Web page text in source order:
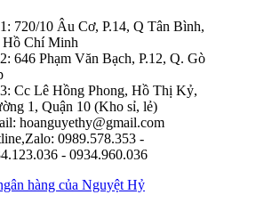
720/10 Âu Cơ, P.14, Q Tân Bình,
Hồ Chí Minh
646 Phạm Văn Bạch, P.12, Q. Gò
Cc Lê Hồng Phong, Hồ Thị Kỷ,
1, Quận 10 (Kho sỉ, lẻ)
hoanguyethy@gmail.com
0989.578.353 -
- 0934.960.036
hàng của Nguyệt Hỷ